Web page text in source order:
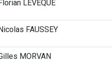
LEVEQUE
FAUSSEY
MORVAN